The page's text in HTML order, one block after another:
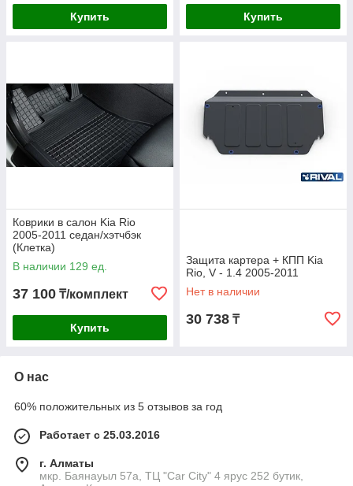
Купить Купить
Коврики в салон Kia Rio
2005-2011 седан/хэтчбэк
(Клетка)
В наличии 129 ед.
37 100 ₸/комплект
Купить
Защита картера + КПП Kia
Rio, V - 1.4 2005-2011
Нет в наличии
30 738 ₸
О нас
60% положительных из 5 отзывов за год
Работает с 25.03.2016
г. Алматы
мкр. Баянауыл 57а, ТЦ "Car Сity" 4 ярус 252 бутик,